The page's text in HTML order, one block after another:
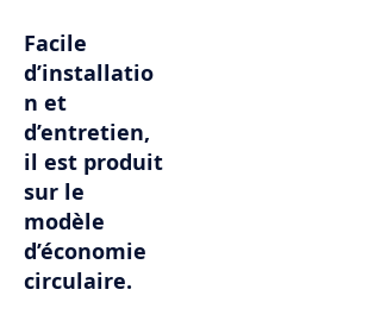
Facile
d’installatio
n et
d’entretien,
il est produit
sur le
modèle
d’économie
circulaire.